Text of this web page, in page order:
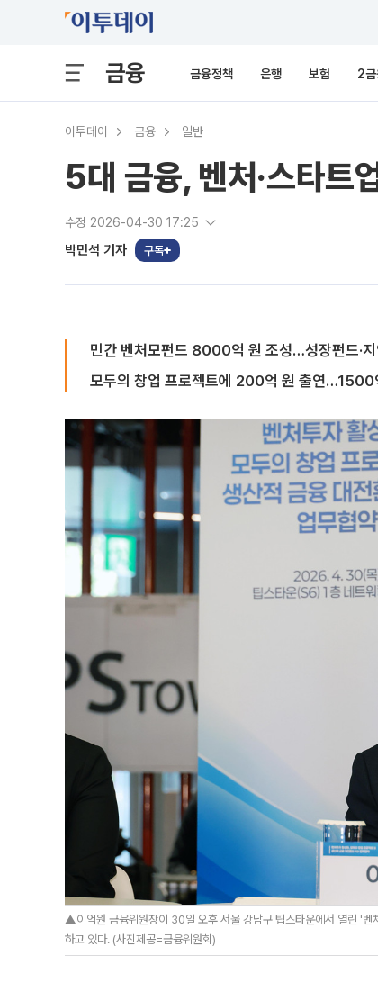
금융 금융정책 은행 보험 2금
이투데이 금융 일반
5대 금융, 벤처·스타트
수정 2026-04-30 17:25
박민석 기자 구독
민간 벤처모펀드 8000억 원 조성…성장펀드·지
모두의 창업 프로젝트에 200억 원 출연…1500
▲이억원 금융위원장이 30일 오후 서울 강남구 팁스타운에서 열린 '벤
하고 있다. (사진제공=금융위원회)